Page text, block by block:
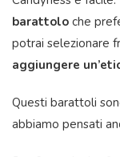
barattolo che
potrai selezionare
aggiungere
Questi barattoli
abbiamo pensati